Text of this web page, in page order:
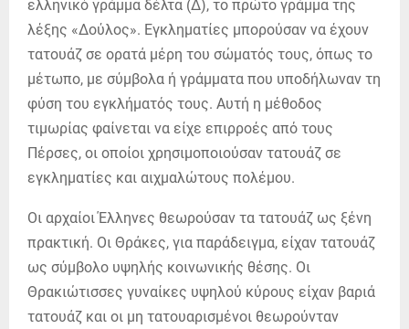
ελληνικό γράμμα δέλτα (Δ), το πρώτο γράμμα της
λέξης «Δούλος». Εγκληματίες μπορούσαν να έχουν
τατουάζ σε ορατά μέρη του σώματός τους, όπως το
μέτωπο, με σύμβολα ή γράμματα που υποδήλωναν τη
φύση του εγκλήματός τους. Αυτή η μέθοδος
τιμωρίας φαίνεται να είχε επιρροές από τους
Πέρσες, οι οποίοι χρησιμοποιούσαν τατουάζ σε
εγκληματίες και αιχμαλώτους πολέμου.
Οι αρχαίοι Έλληνες θεωρούσαν τα τατουάζ ως ξένη
πρακτική. Οι Θράκες, για παράδειγμα, είχαν τατουάζ
ως σύμβολο υψηλής κοινωνικής θέσης. Οι
Θρακιώτισσες γυναίκες υψηλού κύρους είχαν βαριά
τατουάζ και οι μη τατουαρισμένοι θεωρούνταν